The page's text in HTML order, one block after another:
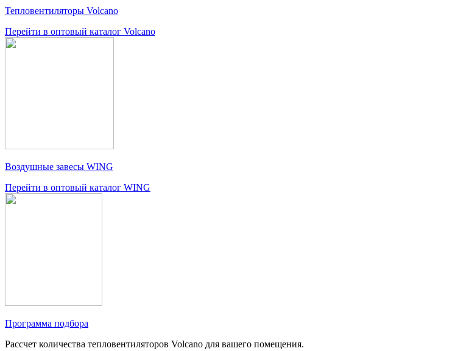
Тепловентиляторы Volcano
Перейти в оптовый каталог Volcano
Воздушные завесы WING
Перейти в оптовый каталог WING
Программа подбора
Рассчет количества тепловентиляторов Volcano для вашего помещения.